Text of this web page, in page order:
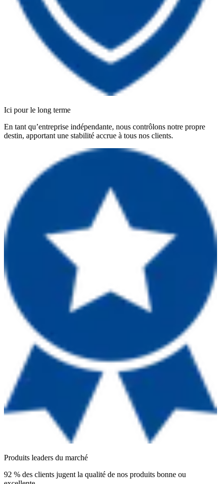
Ici pour le long terme
En tant qu’entreprise indépendante, nous contrôlons notre propre
destin, apportant une stabilité accrue à tous nos clients.
Produits leaders du marché
92 % des clients jugent la qualité de nos produits bonne ou